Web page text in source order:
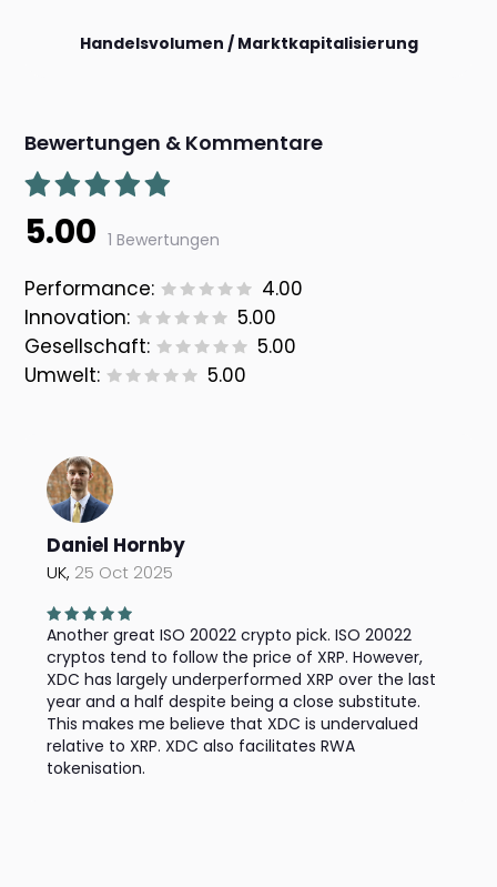
Handelsvolumen / Marktkapitalisierung
Bewertungen & Kommentare
5.00 1 Bewertungen
Performance:
4.00
Innovation:
5.00
Gesellschaft:
5.00
Umwelt:
5.00
Daniel Hornby
UK, 25 Oct 2025
Another great ISO 20022 crypto pick. ISO 20022
cryptos tend to follow the price of XRP. However,
XDC has largely underperformed XRP over the last
year and a half despite being a close substitute.
This makes me believe that XDC is undervalued
relative to XRP. XDC also facilitates RWA
tokenisation.